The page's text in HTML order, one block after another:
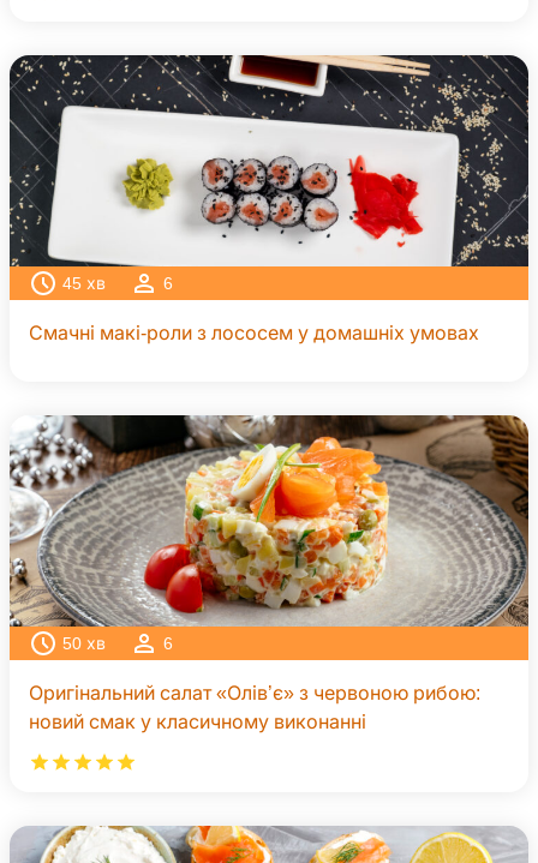
45 хв 6
Смачні макі-роли з лососем у домашніх умовах
50 хв 6
Оригінальний салат «Олів’є» з червоною рибою:
новий смак у класичному виконанні